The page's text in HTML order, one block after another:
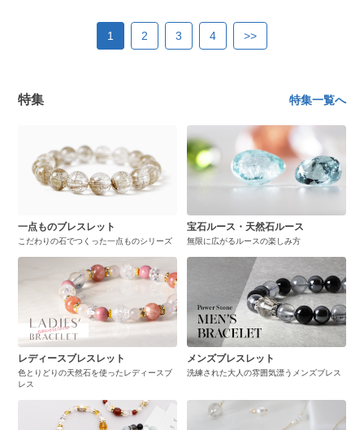
1 2 3 4 >>
特集 特集一覧へ
一点ものブレスレット
こだわりの石でつくった一点ものシリーズ
宝石ルース・天然石ルース
無限に広がるルースの楽しみ方
レディースブレスレット
色とりどりの天然石を使ったレディースブ
レス
メンズブレスレット
洗練された大人の雰囲気漂うメンズブレス